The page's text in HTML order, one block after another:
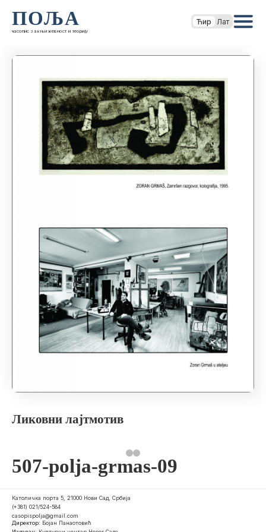
ПОЉА
часопис за књижевност и теорију
Ћир Лат
Ликовни лајтмотив
507-polja-grmas-09
Католичка порта 5, 21000 Нови Сад, Србија
(+381) 021/524-584
casopispolja@gmail.com
Директор: Бојан Панаотовић